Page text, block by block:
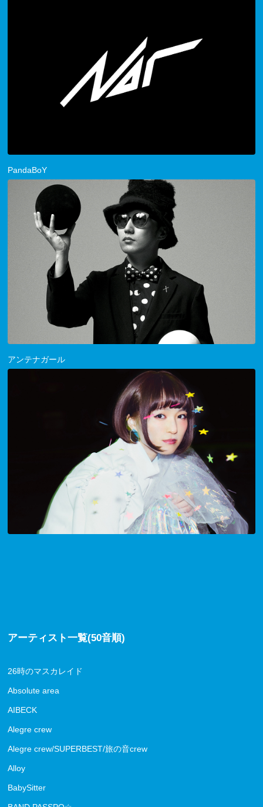
アーティスト一覧(50音順)
26時のマスカレイド
Absolute area
AIBECK
Alegre crew
Alegre crew/SUPERBEST/旅の音crew
Alloy
BabySitter
PandaBoY
アンテナガール